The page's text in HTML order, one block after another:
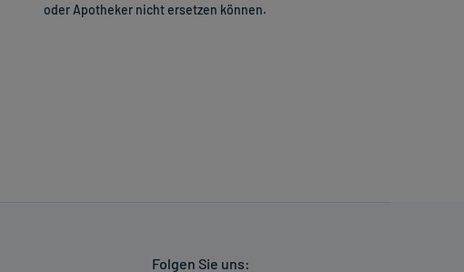
oder Apotheker nicht ersetzen können.
Folgen Sie uns: